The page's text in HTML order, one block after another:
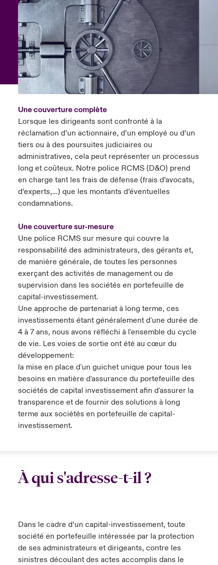
Nous contacter
Connexion
Investor Relations
Beazley
sur les risques environnementaux et climatiques 2025
Cyber
nomme Michèle Horner au poste de Country Manage
: le mXDR, une solution de détection et réponse
Cybers qui auraient pu être évités
France
(French)
America
(French)
America
(French)
America
(French)
America
(French)
America
(French)
America
(French)
America
(French)
America
(French)
America
(French)
America
(French)
America
Une couverture complète
Lorsque les dirigeants sont confronté à la
réclamation d’un actionnaire, d’un employé ou d’un
tiers ou à des poursuites judiciaires ou
administratives, cela peut représenter un processus
long et coûteux. Notre police RCMS (D&O) prend
en charge tant les frais de défense (frais d’avocats,
d’experts,…) que les montants d’éventuelles
condamnations.
Une couverture sur-mesure
Une police RCMS sur mesure qui couvre la
responsabilité des administrateurs, des gérants et,
de manière générale, de toutes les personnes
exerçant des activités de management ou de
supervision dans les sociétés en portefeuille de
capital-investissement.
Une approche de partenariat à long terme, ces
investissements étant généralement d'une durée de
4 à 7 ans, nous avons réfléchi à l'ensemble du cycle
de vie. Les voies de sortie ont été au cœur du
développement:
la mise en place d'un guichet unique pour tous les
besoins en matière d'assurance du portefeuille des
sociétés de capital investissement afin d'assurer la
transparence et de fournir des solutions à long
terme aux sociétés en portefeuille de capital-
investissement.
À qui s'adresse-t-il ?
Dans le cadre d’un capital-investissement, toute
société en portefeuille intéressée par la protection
de ses administrateurs et dirigeants, contre les
sinistres découlant des actes accomplis dans le